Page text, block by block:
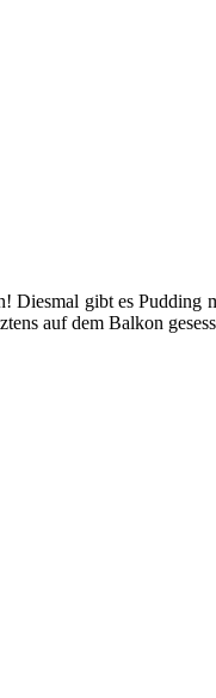
gibt es
auf dem Balkon